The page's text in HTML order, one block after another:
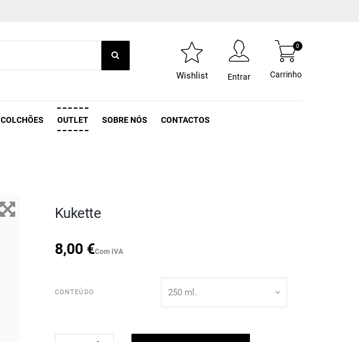
Wishlist Entrar Carrinho
0
COLCHÕES OUTLET SOBRE NÓS CONTACTOS
Kukette
8,00 €Com IVA
CONTEÚDO